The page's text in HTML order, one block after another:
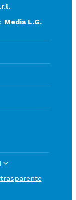
Media L.G.